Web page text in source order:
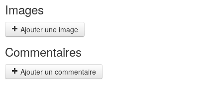
Images
Ajouter une image
Commentaires
Ajouter un commentaire